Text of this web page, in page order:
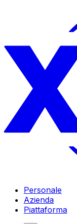
Personale
Azienda
Piattaforma